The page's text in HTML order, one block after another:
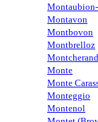
Montavon
Montbovon
Montbrelloz
Montcherand
Monte
Monte
Monteggio
Montenol